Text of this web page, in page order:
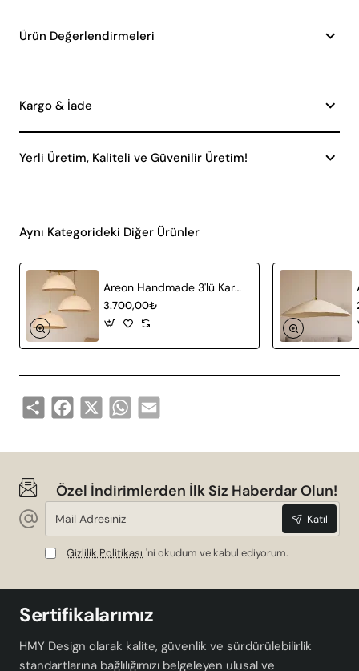
Ürün Değerlendirmeleri
Kargo & İade
Yerli Üretim, Kaliteli ve Güvenilir Üretim!
Aynı Kategorideki Diğer Ürünler
Areon Handmade 3'lü Karbon Beton Avize
3.700,00₺
Share Facebook
X WhatsApp
Email
Özel İndirimlerden İlk Siz Haberdar Olun!
Mail
Adresiniz
Katıl
Gizlilik Politikası 'ni okudum ve kabul ediyorum.
Sertifikalarımız
HMY Design olarak kalite, güvenlik ve sürdürülebilirlik
standartlarına bağlılığımızı belgeleyen ulusal ve